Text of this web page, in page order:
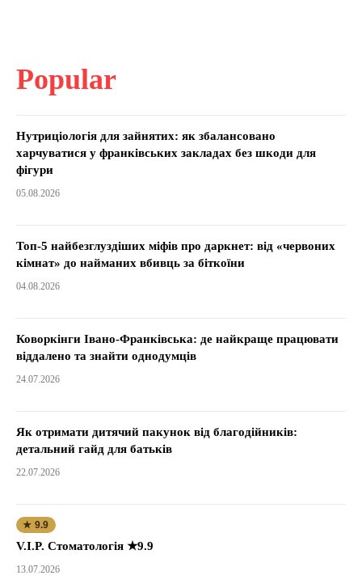
Popular
Нутриціологія для зайнятих: як збалансовано
харчуватися у франківських закладах без шкоди для
фігури
05.08.2026
Топ-5 найбезглуздіших міфів про даркнет: від «червоних
кімнат» до найманих вбивць за біткоїни
04.08.2026
Коворкінги Івано-Франківська: де найкраще працювати
віддалено та знайти однодумців
24.07.2026
Як отримати дитячий пакунок від благодійників:
детальний гайд для батьків
22.07.2026
★ 9.9
V.I.P. Стоматологія ★9.9
13.07.2026